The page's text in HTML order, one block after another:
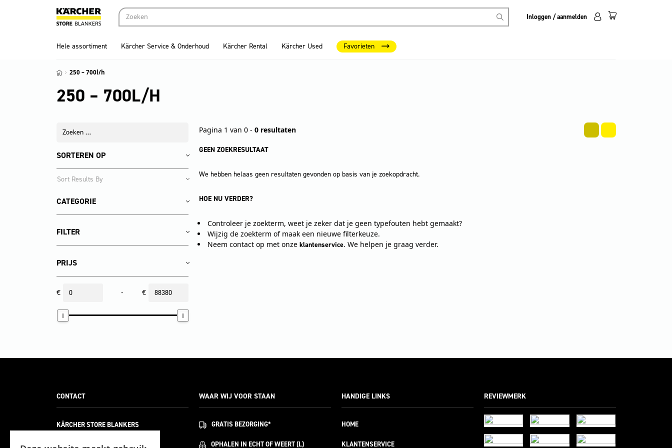
Inloggen / aanmelden
Hele assortiment Kärcher Service & Onderhoud Kärcher Rental Kärcher Used Favorieten
250 – 700l/h
250 – 700L/H
SORTEREN OP
CATEGORIE
FILTER
PRIJS
€ €
-
Pagina 1 van 0 - 0 resultaten
GEEN ZOEKRESULTAAT
We hebben helaas geen resultaten gevonden op basis van je zoekopdracht.
HOE NU VERDER?
Controleer je zoekterm, weet je zeker dat je geen typefouten hebt gemaakt?
Wijzig de zoekterm of maak een nieuwe filterkeuze.
Neem contact op met onze klantenservice. We helpen je graag verder.
CONTACT
KÄRCHER STORE BLANKERS
6101 XA
WAAR WIJ VOOR STAAN
GRATISBEZORGING*
OPHALEN IN ECHT OF WEERT (L)
HANDIGE LINKS
HOME
KLANTENSERVICE
REVIEWMERK